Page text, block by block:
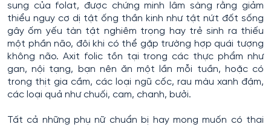
sung của folat, được chứng minh lâm sàng rằng giảm
thiểu nguy cơ dị tật ống thần kinh như tật nứt đốt sống
gây ốm yếu tàn tật nghiêm trọng hay trẻ sinh ra thiếu
một phần não, đôi khi có thể gặp trường hợp quái tượng
không não. Axit folic tồn tại trong các thực phẩm như
gan, nội tạng, bạn nên ăn một lần mỗi tuần, hoặc có
trong thịt gia cầm, các loại ngũ cốc, rau màu xanh đậm,
các loại quả như chuối, cam, chanh, bưởi.
Tất cả những phụ nữ chuẩn bị hay mong muốn có thai